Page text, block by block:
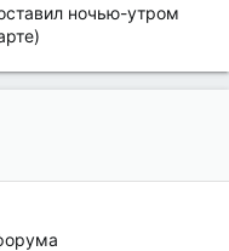
ночью-утром